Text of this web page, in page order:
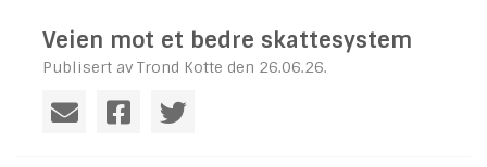
Veien mot et bedre skattesystem
Publisert av Trond Kotte den 26.06.26.